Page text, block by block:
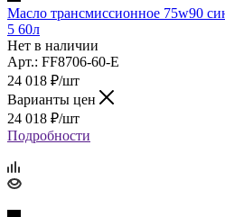
Масло трансмиссионное 75w90
5 60л
Нет в наличии
Арт.: FF8706-60-E
24 018 ₽/шт
Варианты цен
24 018 ₽/шт
Подробности